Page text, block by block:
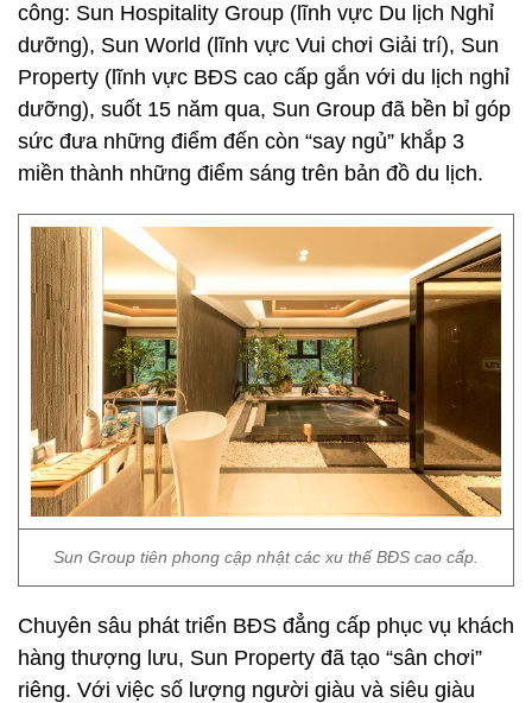
công: Sun Hospitality Group (lĩnh vực Du lịch Nghỉ
dưỡng), Sun World (lĩnh vực Vui chơi Giải trí), Sun
Property (lĩnh vực BĐS cao cấp gắn với du lịch nghỉ
dưỡng), suốt 15 năm qua, Sun Group đã bền bỉ góp
sức đưa những điểm đến còn “say ngủ” khắp 3
miền thành những điểm sáng trên bản đồ du lịch.
Sun Group tiên phong cập nhật các xu thế BĐS cao cấp.
Chuyên sâu phát triển BĐS đẳng cấp phục vụ khách
hàng thượng lưu, Sun Property đã tạo “sân chơi”
riêng. Với việc số lượng người giàu và siêu giàu